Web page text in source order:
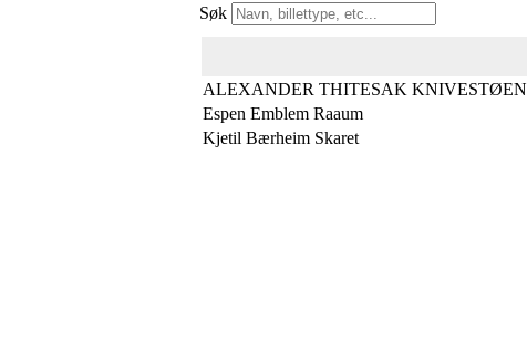
Søk
ALEXANDER THITESAK KNIVESTØEN
Espen Emblem Raaum
Kjetil Bærheim Skaret